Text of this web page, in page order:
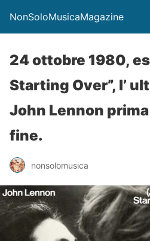
NonSoloMusicaMagazine
24 ottobre 1980,
Starting Over”, l’
John Lennon
fine.
nonsolomusica